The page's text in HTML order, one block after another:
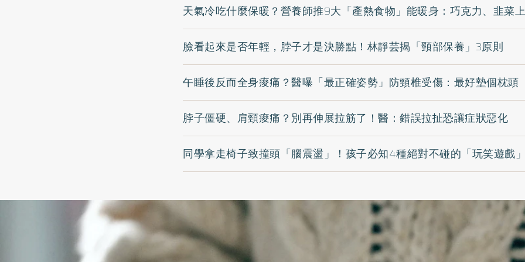
天氣冷吃什麼保暖？營養師推9大「產熱食物」能暖身：巧克力、韭菜
臉看起來是否年輕，脖子才是決勝點！林靜芸揭「頸部保養」3原則
午睡後反而全身痠痛？醫曝「最正確姿勢」防頸椎受傷：最好墊個枕頭
脖子僵硬、肩頸痠痛？別再伸展拉筋了！醫：錯誤拉扯恐讓症狀惡化
同學拿走椅子致撞頭「腦震盪」！孩子必知4種絕對不碰的「玩笑遊戲